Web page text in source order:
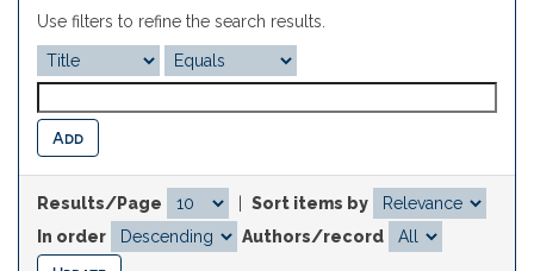
Use filters to refine the search results.
Results/Page
Sort items by
In order
Authors/record